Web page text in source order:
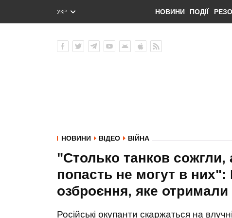
УКР
ENG
НОВИНИ ПОДІЇ
НОВИНИ ВІДЕО ВІЙНА
"Столько танков
попасть не могут в них":
озброєння, яке
Російські окупанти скаржаться на